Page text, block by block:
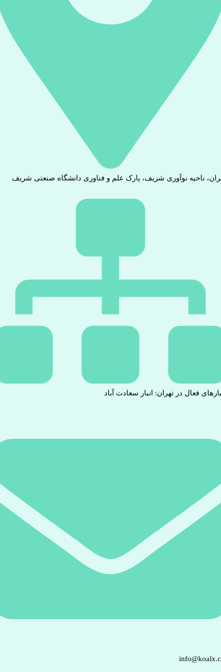
ناحیه نوآوری شریف، پارک علم و فناوری دانشگاه صنعتی شریف
فعال در تهران: انبار سعادت آباد